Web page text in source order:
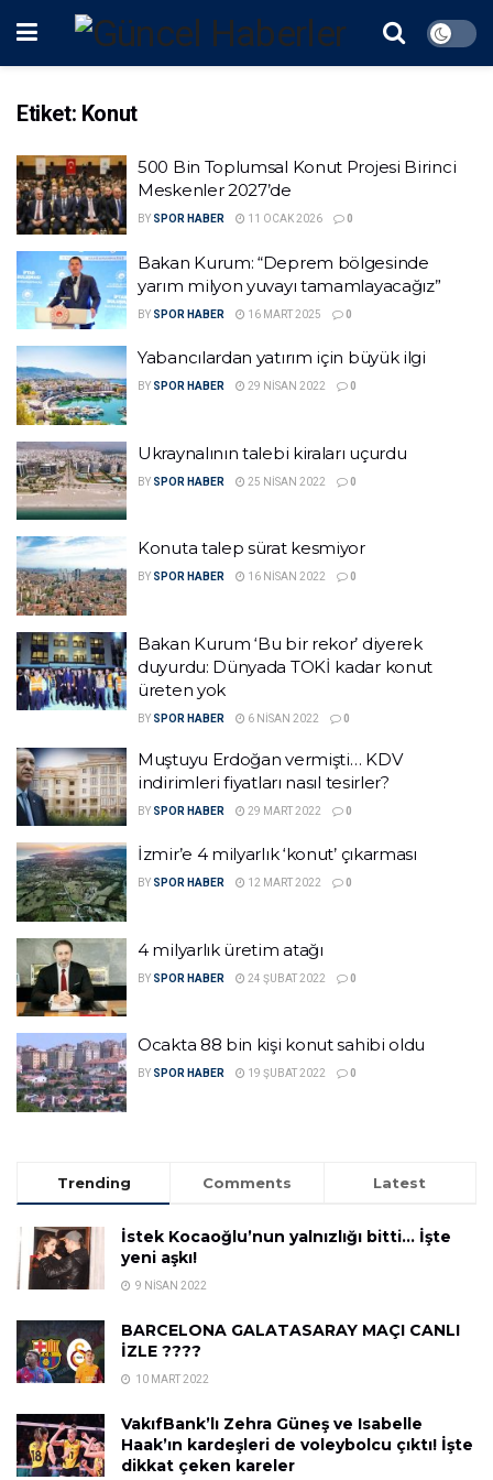
Etiket: Konut
500 Bin Toplumsal Konut Projesi Birinci
Meskenler 2027’de
BY SPOR HABER 11 OCAK 2026 0
Bakan Kurum: “Deprem bölgesinde
yarım milyon yuvayı tamamlayacağız”
BY SPOR HABER 16 MART 2025 0
Yabancılardan yatırım için büyük ilgi
BY SPOR HABER 29 NISAN 2022 0
Ukraynalının talebi kiraları uçurdu
BY SPOR HABER 25 NISAN 2022 0
Konuta talep sürat kesmiyor
BY SPOR HABER 16 NISAN 2022 0
Bakan Kurum ‘Bu bir rekor’ diyerek
duyurdu: Dünyada TOKİ kadar konut
üreten yok
BY SPOR HABER 6 NISAN 2022 0
Muştuyu Erdoğan vermişti… KDV
indirimleri fiyatları nasıl tesirler?
BY SPOR HABER 29 MART 2022 0
İzmir’e 4 milyarlık ‘konut’ çıkarması
BY SPOR HABER 12 MART 2022 0
4 milyarlık üretim atağı
BY SPOR HABER 24 ŞUBAT 2022 0
Ocakta 88 bin kişi konut sahibi oldu
BY SPOR HABER 19 ŞUBAT 2022 0
Trending Comments Latest
İstek Kocaoğlu’nun yalnızlığı bitti… İşte
yeni aşkı!
9 NISAN 2022
BARCELONA GALATASARAY MAÇI CANLI
İZLE ????
10 MART 2022
VakıfBank’lı Zehra Güneş ve Isabelle
Haak’ın kardeşleri de voleybolcu çıktı! İşte
dikkat çeken kareler